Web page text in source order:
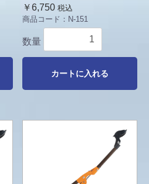
￥6,750 税込
商品コード： N-151
数量
カートに入れる